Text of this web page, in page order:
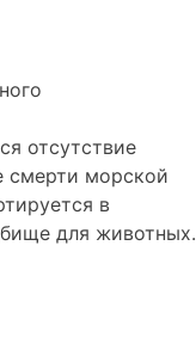
отсутствие
смерти морской
в
для животных.